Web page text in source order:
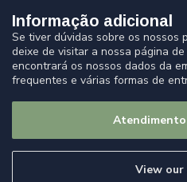
Informação adicional
Se tiver dúvidas sobre os nossos
deixe de visitar a nossa página
encontrará os nossos dados da
frequentes e várias formas de
View